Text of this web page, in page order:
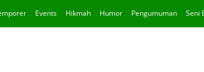
Events Hikmah Humor Pengumuman Seni